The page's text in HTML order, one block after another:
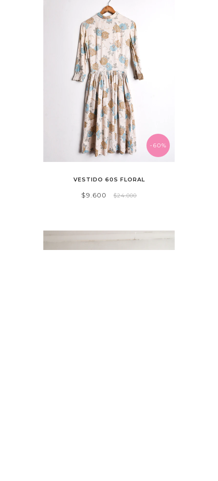
-60%
VESTIDO 60S FLORAL
$9.600 $24.000